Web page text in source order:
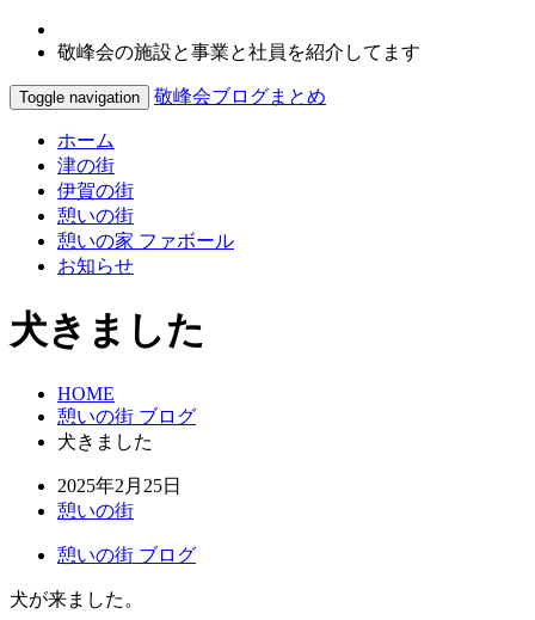
敬峰会の施設と事業と社員を紹介してます
Toggle navigation 敬峰会ブログまとめ
ホーム
津の街
伊賀の街
憩いの街
憩いの家 ファボール
お知らせ
犬きました
HOME
憩いの街 ブログ
犬きました
2025年2月25日
憩いの街
憩いの街 ブログ
犬が来ました。